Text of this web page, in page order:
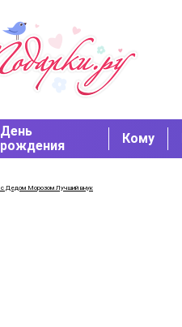
День
рождения
Кому